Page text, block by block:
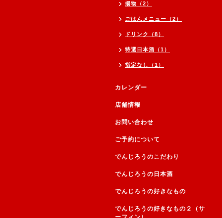
揚物（2）
ごはんメニュー（2）
ドリンク（8）
特選日本酒（1）
指定なし（1）
カレンダー
店舗情報
お問い合わせ
ご予約について
でんじろうのこだわり
でんじろうの日本酒
でんじろうの好きなもの
でんじろうの好きなもの２（サ